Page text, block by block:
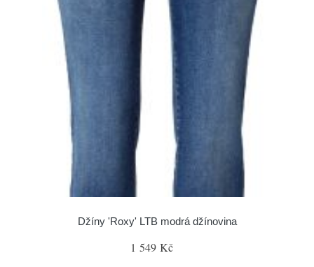
Džíny 'Roxy' LTB modrá džínovina
1 549 Kč